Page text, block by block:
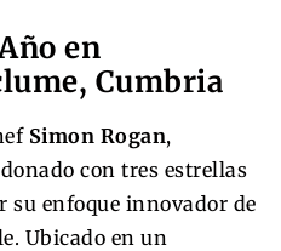
en
Cumbria
Simon Rogan,
con tres estrellas
su enfoque innovador de
Ubicado en un